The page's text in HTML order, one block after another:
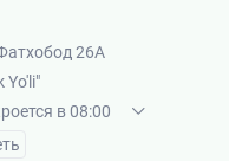
26А
Yo'li"
в 08:00
XX